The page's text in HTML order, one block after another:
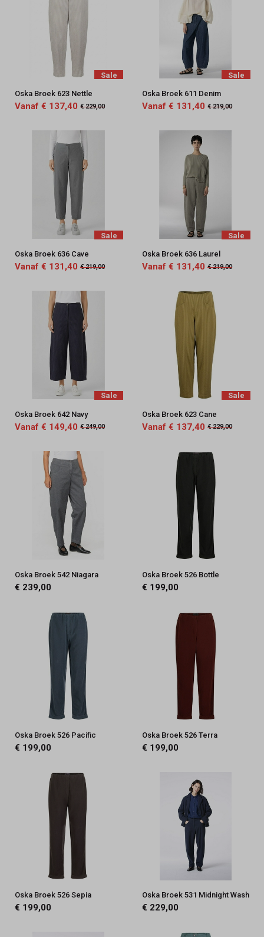
Sale
Oska Broek 623 Nettle
Vanaf € 137,40 € 229,00
Sale
Oska Broek 611 Denim
Vanaf € 131,40 € 219,00
Sale
Oska Broek 636 Cave
Vanaf € 131,40 € 219,00
Sale
Oska Broek 636 Laurel
Vanaf € 131,40 € 219,00
Sale
Oska Broek 642 Navy
Vanaf € 149,40 € 249,00
Sale
Oska Broek 623 Cane
Vanaf € 137,40 € 229,00
Oska Broek 542 Niagara
€ 239,00
Oska Broek 526 Bottle
€ 199,00
Oska Broek 526 Pacific
€ 199,00
Oska Broek 526 Terra
€ 199,00
Oska Broek 526 Sepia
€ 199,00
Oska Broek 531 Midnight Wash
€ 229,00